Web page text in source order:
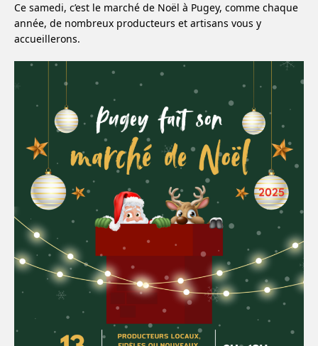
Ce samedi, c’est le marché de Noël à Pugey, comme chaque
année, de nombreux producteurs et artisans vous y
accueillerons.